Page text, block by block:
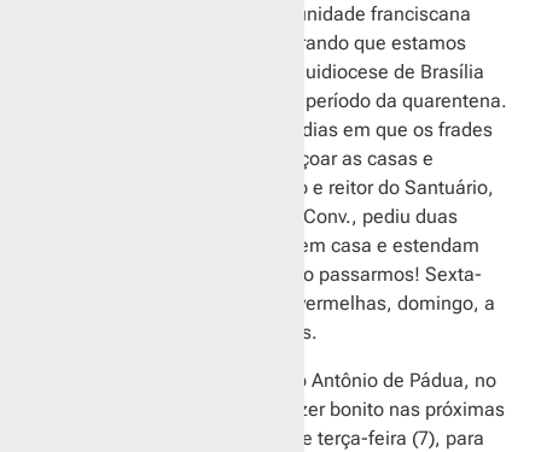
Santuário de Assis para a comunidade franciscana
para a Semana Santa, considerando que estamos
seguindo as orientações da Arquidiocese de Brasília
para as atividades litúrgicas no período da quarentena.
Por esse motivo, nos próximos dias em que os frades
franciscanos saírem para abençoar as casas e
apartamento dos fiéis, o pároco e reitor do Santuário,
Frei João Benedito Araújo OFMConv., pediu duas
coisas à comunidade: Fiquem em casa e estendam
toalhas em suas janelas quando passarmos! Sexta-
feira, a partir das 17h, toalhas vermelhas, domingo, a
partir das 9h30, toalhas brancas.
A comunidade da Capela Santo Antônio de Pádua, no
Noroeste, se adiantou! Quer fazer bonito nas próximas
saídas dos frades. Na manhã de terça-feira (7), para